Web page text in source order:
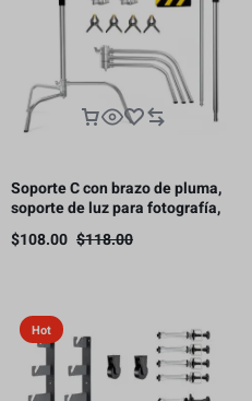
Soporte C con brazo de pluma,
soporte de luz para fotografía,
3.3 m, 10 kg de carga（Este
producto está sujeto a gastos
$118.00
$108.00
Hot